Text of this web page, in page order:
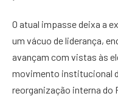
O atual impasse deixa a
um vácuo de liderança,
avançam com vistas às
movimento institucional
reorganização interna do